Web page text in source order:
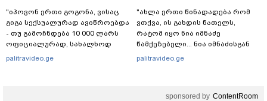
"იპოვონ ერთი გოგონა, ვისაც
გიგა სექსუალურად ავიწროებდა
- თუ გამოჩნდება 10 000 ლარს
ოფიციალურად, სახალხოდ
გადავცემ" - ეკა კუპატაძე
palitravideo.ge
"ახლა ერთი წინადადება რომ
ვთქვა, ის გახდის ნათელს,
რატომ იყო ნია იმნაძე
წამქეზებელი... ნია იმნაძისგან
გამოსული ინფორმაციაა ეს" -
palitravideo.ge
sponsored by ContentRoom